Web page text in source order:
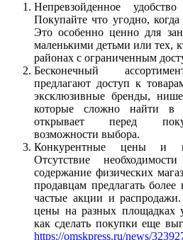
Непревзойденное
Покупайте что угодно,
Это особенно ценно для
маленькими детьми или тех,
районах с ограниченным
Бесконечный
предлагают доступ к
эксклюзивные бренды,
которые сложно найти в
открывает перед
возможности выбора.
Конкурентные цены и
Отсутствие
содержание физических
продавцам предлагать
частые акции и
цены на разных площадках
как сделать покупки еще
https://omskpress.ru/news/